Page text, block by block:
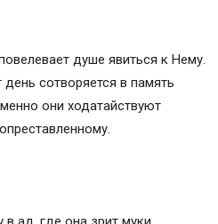
душе явиться к Нему.
сотворяется в память
они ходатайствуют